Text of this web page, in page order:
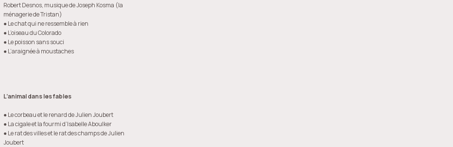
Robert Desnos, musique de Joseph Kosma (la
ménagerie de Tristan)
● Le chat qui ne ressemble à rien
● L’oiseau du Colorado
● Le poisson sans souci
● L’araignée à moustaches
L’animal dans les fables
● Le corbeau et le renard de Julien Joubert
● La cigale et la fourmi d’Isabelle Aboulker
● Le rat des villes et le rat des champs de Julien
Joubert